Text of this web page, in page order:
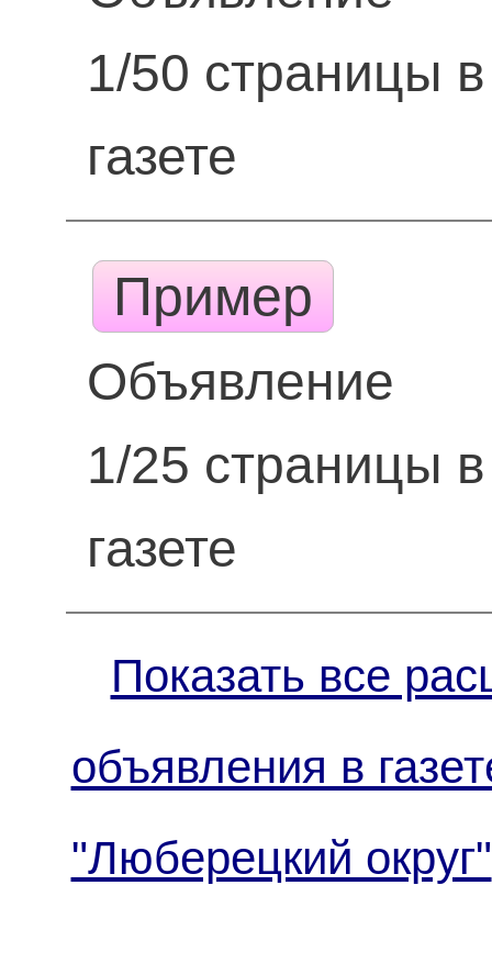
1/50 страницы в
газете
Пример
Объявление
1/25 страницы в
газете
Показать все
объявления в
"Люберецкий округ"